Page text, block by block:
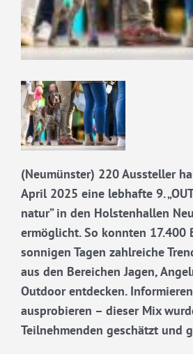
(Neumünster) 220 Aussteller
April 2025 eine lebhafte 9.
natur” in den Holstenhallen
ermöglicht. So konnten 17.400
sonnigen Tagen zahlreiche
aus den Bereichen Jagen,
Outdoor entdecken.
ausprobieren – dieser Mix
Teilnehmenden geschätzt und